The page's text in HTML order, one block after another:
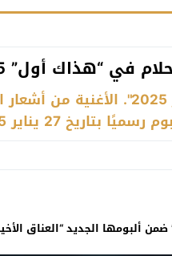
في “هذاك أول” 2025
إحدى أبرز أغاني ألبومها الجديد "العناق الأخير
27 يناير 2025.
الجديد “العناق الأخير